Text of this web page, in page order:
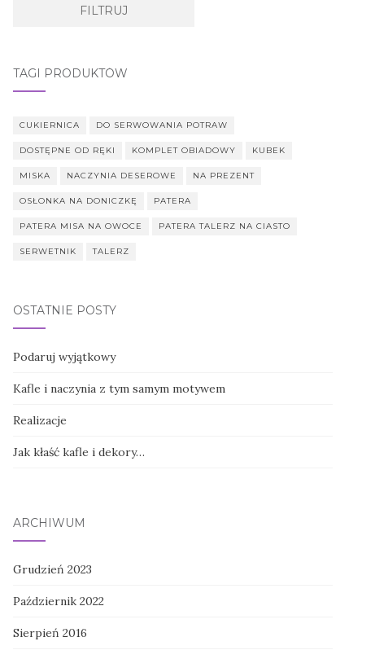
FILTRUJ
TAGI PRODUKTÓW
CUKIERNICA DO SERWOWANIA POTRAW
DOSTĘPNE OD RĘKI KOMPLET OBIADOWY KUBEK
MISKA NACZYNIA DESEROWE NA PREZENT
OSŁONKA NA DONICZKĘ PATERA
PATERA MISA NA OWOCE PATERA TALERZ NA CIASTO
SERWETNIK TALERZ
OSTATNIE POSTY
Podaruj wyjątkowy
Kafle i naczynia z tym samym motywem
Realizacje
Jak kłaść kafle i dekory…
ARCHIWUM
Grudzień 2023
Październik 2022
Sierpień 2016